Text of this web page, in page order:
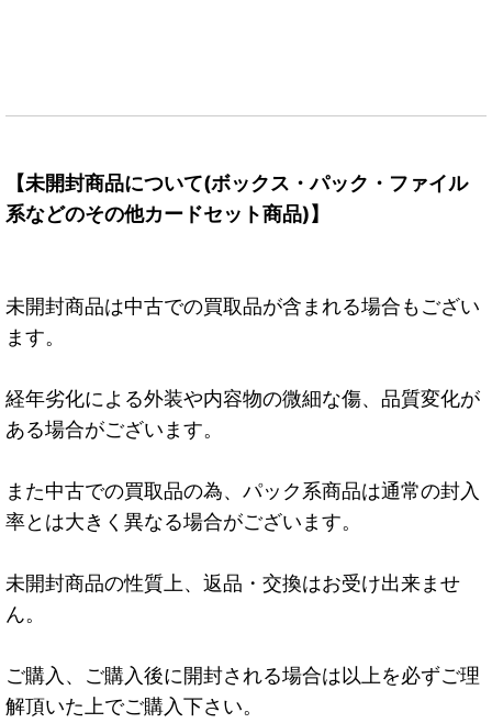
【未開封商品について(ボックス・パック・ファイル
系などのその他カードセット商品)】
未開封商品は中古での買取品が含まれる場合もござい
ます。
経年劣化による外装や内容物の微細な傷、品質変化が
ある場合がございます。
また中古での買取品の為、パック系商品は通常の封入
率とは大きく異なる場合がございます。
未開封商品の性質上、返品・交換はお受け出来ませ
ん。
ご購入、ご購入後に開封される場合は以上を必ずご理
解頂いた上でご購入下さい。